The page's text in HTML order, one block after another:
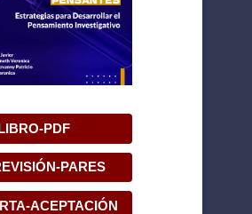
PDF
PARES
ACEPTACIÓN